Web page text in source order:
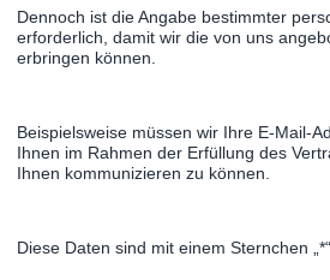
Dennoch ist die Angabe bestimmter
erforderlich, damit wir die von uns
erbringen können.
Beispielsweise müssen wir Ihre E-Mail-
Ihnen im Rahmen der Erfüllung des
Ihnen kommunizieren zu können.
Diese Daten sind mit einem Sternchen